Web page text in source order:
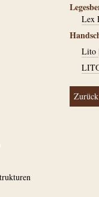
Lex
Lito
Zurück